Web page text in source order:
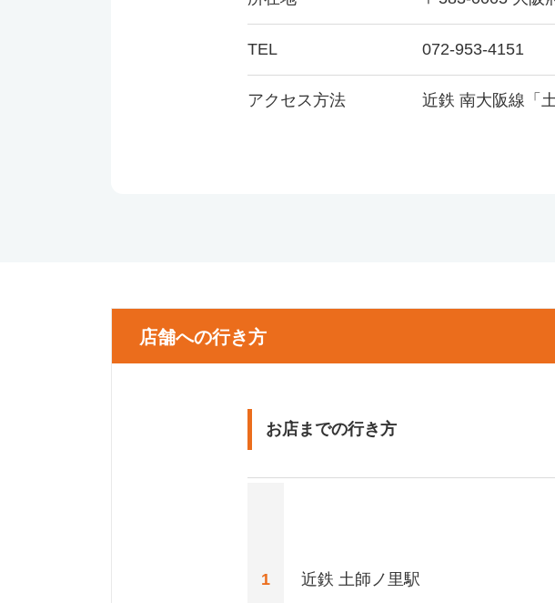
TEL 072-953-4151
アクセス方法 近鉄 南大阪線「
店舗への行き方
お店までの行き方
1 近鉄 土師ノ里駅